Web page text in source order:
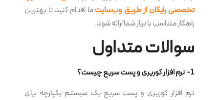
تخصصی رایگان از طریق وب‌سایتما اقدام کنید تا بهترین
راهکار متناسب با نیاز شما ارائه شود.
سوالات متداول
1- نرم‌ افزار کوریری و پست سریع چیست؟
نرم‌ افزار کوریری و پست سریع یک سیستم یکپارچه برای